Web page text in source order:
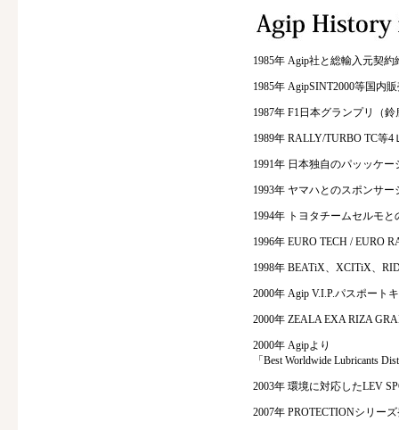
1985年 Agip社と総輸入元契約
1985年 AgipSINT2000等国内
1987年 F1日本グランプリ（
1989年 RALLY/TURBO TC等4
1991年 日本独自のパッッケ
1993年 ヤマハとのスポンサー
1994年 トヨタチームセルモ
1996年 EURO TECH / EURO
1998年 BEATiX、XCITiX、
2000年 Agip V.I.P.パスポート
2000年 ZEALA EXA RIZA
2000年 Agipより
「Best Worldwide Lubricants
2003年 環境に対応したLEV
2007年 PROTECTIONシリー